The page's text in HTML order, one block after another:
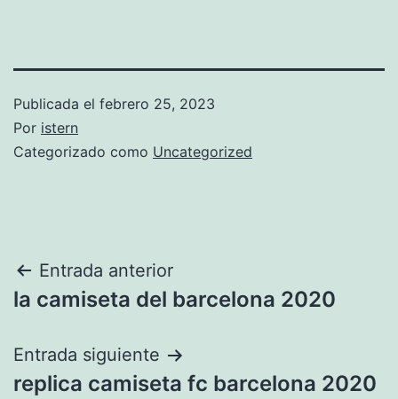
Publicada el febrero 25, 2023
Por istern
Categorizado como Uncategorized
Navegación
de
entradas
Entrada anterior
la camiseta del barcelona 2020
Entrada siguiente
replica camiseta fc barcelona 2020